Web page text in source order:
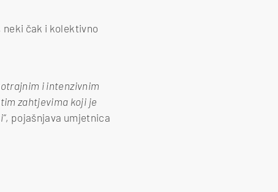
neki čak i kolektivno
i intenzivnim
zahtjevima koji je
, pojašnjava umjetnica